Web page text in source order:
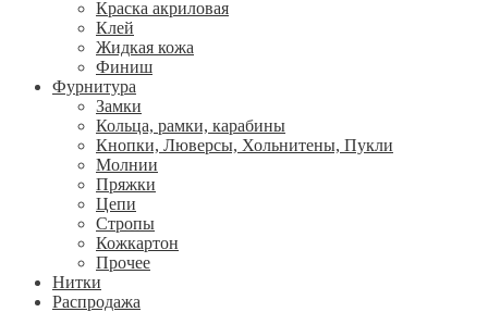
Краска акриловая
Клей
Жидкая кожа
Финиш
Фурнитура
Замки
Кольца, рамки, карабины
Кнопки, Люверсы, Хольнитены, Пукли
Молнии
Пряжки
Цепи
Стропы
Кожкартон
Прочее
Нитки
Распродажа